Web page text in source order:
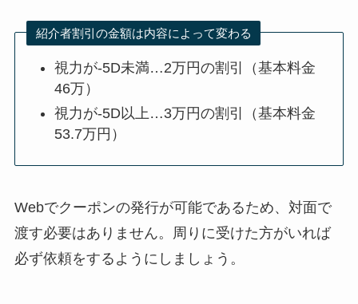
紹介者割引の金額は内容によって変わる
視力が-5D未満…2万円の割引（基本料金
46万）
視力が-5D以上…3万円の割引（基本料金
53.7万円）
Webでクーポンの発行が可能であるため、対面で
渡す必要はありません。周りに受けた方がいれば
必ず依頼をするようにしましょう。